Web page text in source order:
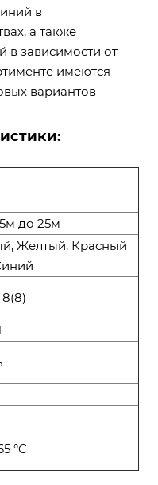
в
а также
в зависимости от
имеются
вариантов
до 25м
Желтый, Красный
8(8)
°C